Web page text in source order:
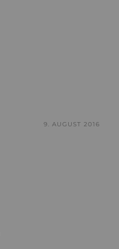
9. AUGUST 2016